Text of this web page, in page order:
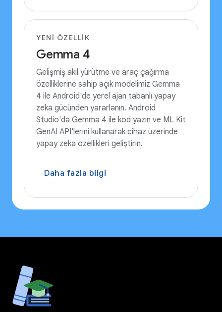
YENI ÖZELLIK
Gemma 4
Gelişmiş akıl yürütme ve araç çağırma
özelliklerine sahip açık modelimiz Gemma
4 ile Android'de yerel ajan tabanlı yapay
zeka gücünden yararlanın. Android
Studio'da Gemma 4 ile kod yazın ve ML Kit
GenAI API'lerini kullanarak cihaz üzerinde
yapay zeka özellikleri geliştirin.
Daha fazla bilgi